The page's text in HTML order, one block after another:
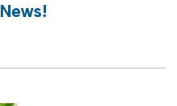
News!